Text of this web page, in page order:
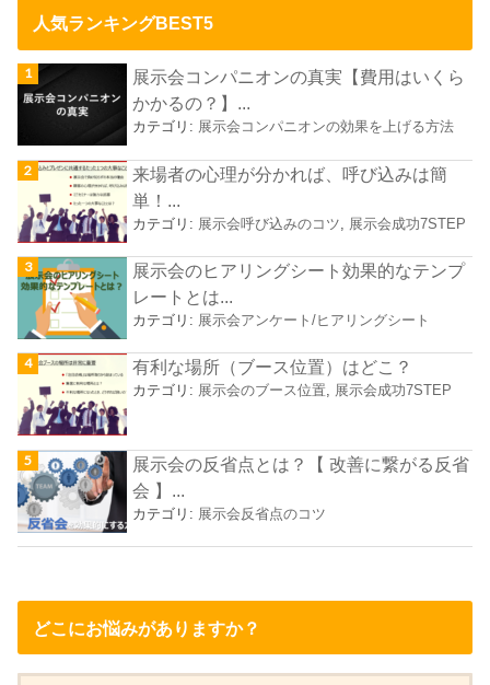
人気ランキングBEST5
展示会コンパニオンの真実【費用はいくら
かかるの？】...
カテゴリ: 展示会コンパニオンの効果を上げる方法
来場者の心理が分かれば、呼び込みは簡
単！...
カテゴリ: 展示会呼び込みのコツ 展示会成功7STEP
展示会のヒアリングシート効果的なテンプ
レートとは...
カテゴリ: 展示会アンケート/ヒアリングシート
有利な場所（ブース位置）はどこ？
カテゴリ: 展示会のブース位置, 展示会成功7STEP
展示会の反省点とは？【 改善に繋がる反省
会 】...
カテゴリ: 展示会反省点のコツ
どこにお悩みがありますか？